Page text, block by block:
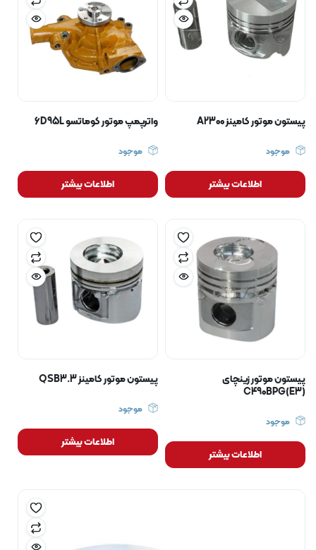
پیستون موتور کامینز A2300
موجود
اطلاعات بیشتر
واترپمپ موتور کوماتسو 6D95L
موجود
اطلاعات بیشتر
پیستون موتور زینچای
C490BPG(E3)
موجود
اطلاعات بیشتر
پیستون موتور کامینز QSB3.3
موجود
اطلاعات بیشتر